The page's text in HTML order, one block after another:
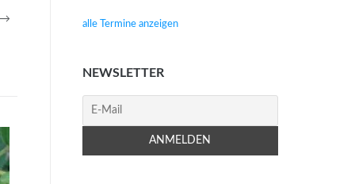
→ alle Termine anzeigen
NEWSLETTER